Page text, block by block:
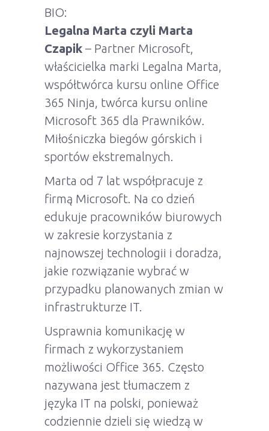
BIO:
Legalna Marta czyli Marta
Czapik – Partner Microsoft,
właścicielka marki Legalna Marta,
współtwórca kursu online Office
365 Ninja, twórca kursu online
Microsoft 365 dla Prawników.
Miłośniczka biegów górskich i
sportów ekstremalnych.
Marta od 7 lat współpracuje z
firmą Microsoft. Na co dzień
edukuje pracowników biurowych
w zakresie korzystania z
najnowszej technologii i doradza,
jakie rozwiązanie wybrać w
przypadku planowanych zmian w
infrastrukturze IT.
Usprawnia komunikację w
firmach z wykorzystaniem
możliwości Office 365. Często
nazywana jest tłumaczem z
języka IT na polski, ponieważ
codziennie dzieli się wiedzą w